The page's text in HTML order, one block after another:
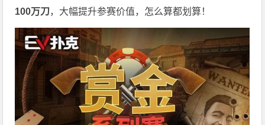
100万刀，大幅提升参赛价值，怎么算都划算！